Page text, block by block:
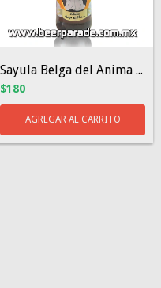
Sayula Belga del Anima - Edición Limitad...
$180